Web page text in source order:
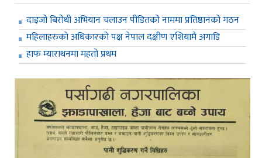
दाइजो बिरोधी अभियान चलाउन पीडितको नाममा प्रतिष्ठानको गठन
महिलाहरुको अधिकारको पक्ष नेपाल दक्षीण एशियामै अगाडि
हाफ म्याराथनमा महतो प्रथम